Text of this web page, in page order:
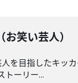
笑い芸人）
を目指したキッ
トーリー...